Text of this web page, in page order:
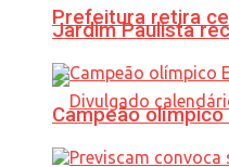
Prefeitura retira
Jardim Paulista
Campeão